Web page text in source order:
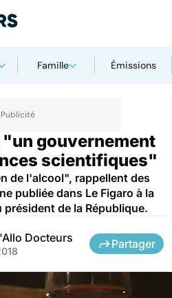
Famille Émissions
"un gouvernement
scientifiques"
de l'alcool", rappellent des
publiée dans Le Figaro à la
de la République.
Docteurs Partager